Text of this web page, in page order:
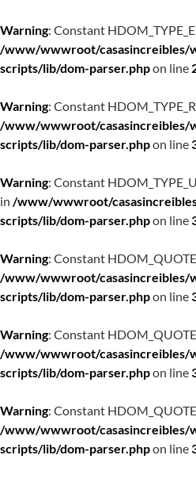
Warning: Constant
/www/wwwroot/casasincreibles/
scripts/lib/dom-parser.phpon line
Warning: Constant
/www/wwwroot/casasincreibles/
scripts/lib/dom-parser.phpon line
Warning: Constant
in /www/wwwroot/
scripts/lib/dom-parser.phpon line
Warning: Constant
/www/wwwroot/casasincreibles/
scripts/lib/dom-parser.phpon line
Warning: Constant
/www/wwwroot/casasincreibles/
scripts/lib/dom-parser.phpon line
Warning: Constant
/www/wwwroot/casasincreibles/
scripts/lib/dom-parser.phpon line